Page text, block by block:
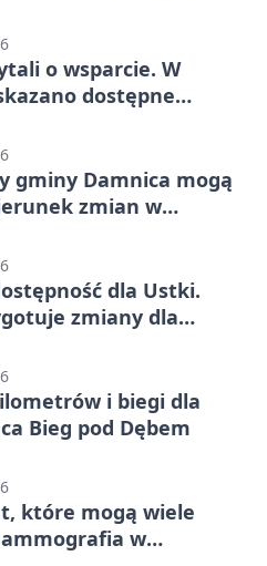
o wsparcie. W
dostępne
gminy Damnica mogą
zmian w
dla Ustki.
zmiany dla
i biegi dla
Bieg pod Dębem
które mogą wiele
w